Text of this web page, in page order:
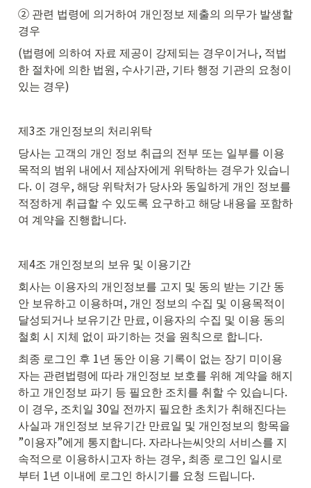
② 관련 법령에 의거하여 개인정보 제출의 의무가 발생할
경우
(법령에 의하여 자료 제공이 강제되는 경우이거나, 적법
한 절차에 의한 법원, 수사기관, 기타 행정 기관의 요청이
있는 경우)
제3조 개인정보의 처리위탁
당사는 고객의 개인 정보 취급의 전부 또는 일부를 이용
목적의 범위 내에서 제삼자에게 위탁하는 경우가 있습니
다. 이 경우, 해당 위탁처가 당사와 동일하게 개인 정보를
적정하게 취급할 수 있도록 요구하고 해당 내용을 포함하
여 계약을 진행합니다.
제4조 개인정보의 보유 및 이용기간
회사는 이용자의 개인정보를 고지 및 동의 받는 기간 동
안 보유하고 이용하며, 개인 정보의 수집 및 이용목적이
달성되거나 보유기간 만료, 이용자의 수집 및 이용 동의
철회 시 지체 없이 파기하는 것을 원칙으로 합니다.
최종 로그인 후 1년 동안 이용 기록이 없는 장기 미이용
자는 관련법령에 따라 개인정보 보호를 위해 계약을 해지
하고 개인정보 파기 등 필요한 조치를 취할 수 있습니다.
이 경우, 조치일 30일 전까지 필요한 초치가 취해진다는
사실과 개인정보 보유기간 만료일 및 개인정보의 항목을
”이용자”에게 통지합니다. 자라나는씨앗의 서비스를 지
속적으로 이용하시고자 하는 경우, 최종 로그인 일시로
부터 1년 이내에 로그인 하시기를 요청 드립니다.